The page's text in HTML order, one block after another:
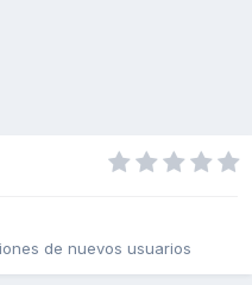
de nuevos usuarios